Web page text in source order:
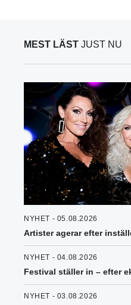
MEST LÄST JUST NU
NYHET - 05.08.2026
Artister agerar efter
NYHET - 04.08.2026
Festival ställer in – efter
NYHET - 03.08.2026